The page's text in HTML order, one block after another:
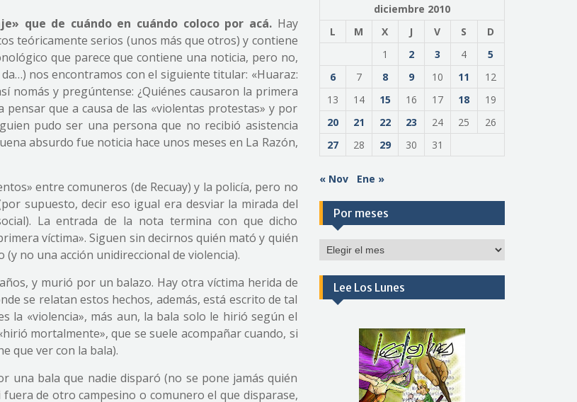
que de cuándo en cuándo coloco por acá.Hay
teóricamente serios (unos más que otros) y contiene
que parece que contiene una noticia, pero no,
nos encontramos con el siguiente titular: «Huaraz:
nomás y pregúntense: ¿Quiénes causaron la primera
que a causa de las «violentas protestas» y por
pudo ser una persona que no recibió asistencia
absurdo fue noticia hace unos meses en La Razón,
entre comuneros (de Recuay) y la policía, pero no
supuesto, decir eso igual era desviar la mirada del
La entrada de la nota termina con que dicho
víctima». Siguen sin decirnos quién mató y quién
no una acción unidireccional de violencia).
y murió por un balazo. Hay otra víctima herida de
se relatan estos hechos, además, está escrito de tal
la «violencia», más aun, la bala solo le hirió según el
mortalmente», que se suele acompañar cuando, si
que ver con la bala).
una bala que nadie disparó (no se pone jamás quién
de otro campesino o comunero el que disparase,
diciembre 2010
L
M X J V S
D
1
2 3 4
5
6
7 8 9 10 11
12
13
14 15 16 17 18
19
20
21 22 23 24 25
26
27
28 29 30 31
« Nov Ene »
Por meses
Por
Lee Los Lunes